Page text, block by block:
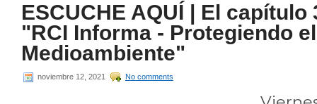
ESCUCHE AQUÍ | El capítulo
"RCI Informa - Protegiendo el
Medioambiente"
noviembre 12, 2021 No comments